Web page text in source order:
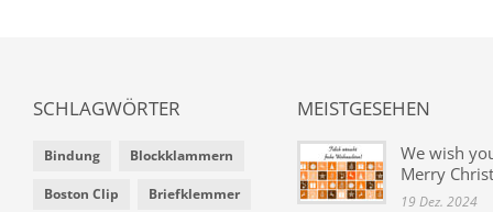
SCHLAGWÖRTER
Bindung Blockklammern
Boston Clip Briefklemmer
MEISTGESEHEN
We wish
Merry
19 Dez. 2024